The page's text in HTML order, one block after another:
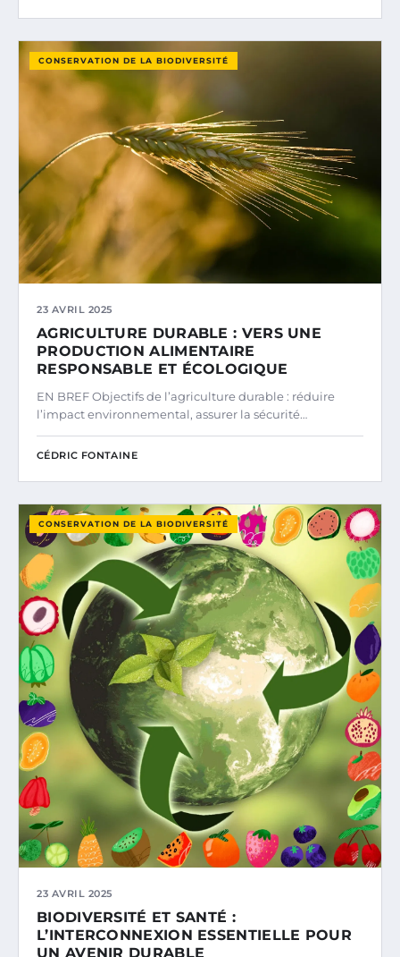
CONSERVATION DE LA BIODIVERSITÉ
23 AVRIL 2025
AGRICULTURE DURABLE : VERS UNE
PRODUCTION ALIMENTAIRE
RESPONSABLE ET ÉCOLOGIQUE
EN BREF Objectifs de l’agriculture durable : réduire
l’impact environnemental, assurer la sécurité…
CÉDRIC FONTAINE
CONSERVATION DE LA BIODIVERSITÉ
23 AVRIL 2025
BIODIVERSITÉ ET SANTÉ :
L’INTERCONNEXION ESSENTIELLE POUR
UN AVENIR DURABLE